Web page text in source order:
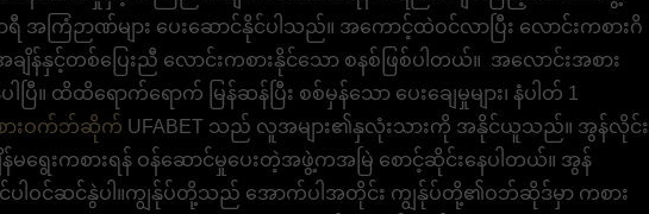
အကြံဉာဏ်များ ပေးဆောင်နိုင်ပါသည်။ အကောင့်ထဲဝင်လာပြီး လောင်းကစားဂိ
အချိန်နှင့်တစ်ပြေးညီ လောင်းကစားနိုင်သော စနစ်ဖြစ်ပါတယ်။ အလောင်းအစား
ြီ။ ထိထိရောက်ရောက် မြန်ဆန်ပြီး စစ်မှန်သော ပေးချေမှုများ၊ နံပါတ် 1
ားဝက်ဘ်ဆိုက် UFABET သည် လူအများ၏နှလုံးသားကို အနိုင်ယူသည်။ အွန်လိုင်း
န်မရွေးကစားရန် ဝန်ဆောင်မှုပေးတဲ့အဖွဲ့ကအမြဲ စောင့်ဆိုင်းနေပါတယ်။ အွန်
တွင်ပါဝင်ဆင်နွဲပါ။ကျွန်ုပ်တို့သည် အောက်ပါအတိုင်း ကျွန်ုပ်တို့၏ဝဘ်ဆိုဒ်မှာ ကစား